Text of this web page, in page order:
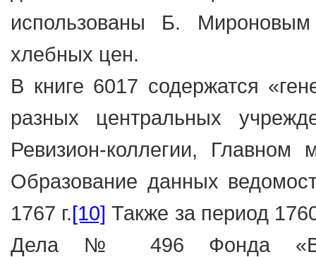
использованы Б.
хлебных цен.
В книге 6017 содержатся
разных центральных
Ревизион-коллегии, Главном
Образование данных
1767 г.[10] Также за период
Дела № 496 Фонда